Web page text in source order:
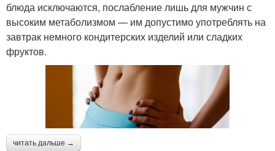
блюда исключаются, послабление лишь для мужчин с
высоким метаболизмом — им допустимо употреблять на
завтрак немного кондитерских изделий или сладких
фруктов.
читать дальше →